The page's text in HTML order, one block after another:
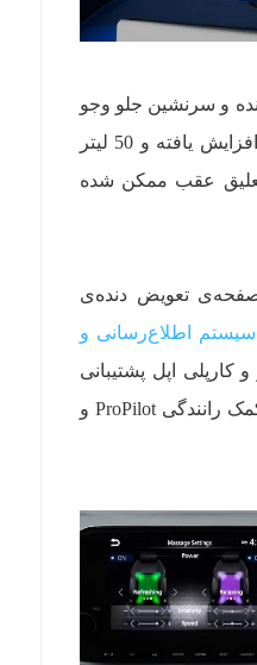
راننده و سرنشین جلو وجو
دارد و سقف هم 15 میلی‌متر بالاتر قرار گرفته است. فصای بار هم در نیسان قشقایی 2021 افزایش یافته و 50 لیتر
عقب ممکن شده
تعویض دنده‌ی
سیستم اطلاع‌رسانی و
از اندروید اتو و کارپلی اپل پشتیبانی
می‌کند و با هزینه‌ی بیشتر به 10٫8 اینچ ارتقا می‌یابد. نیسان قشقایی 2021 همچنین از سیستم کمک رانندگی ProPilot و